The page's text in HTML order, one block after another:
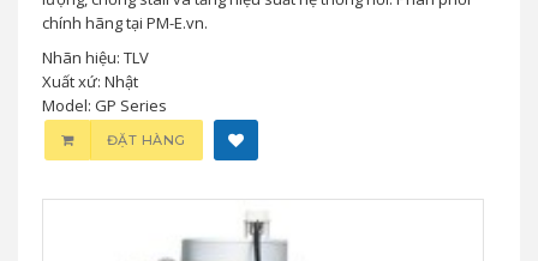
chính hãng tại PM-E.vn.
Nhãn hiệu: TLV
Xuất xứ: Nhật
Model: GP Series
ĐẶT HÀNG